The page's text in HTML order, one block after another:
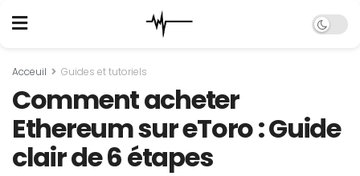
Acceuil Guides et tutoriels
Comment acheter
Ethereum sur eToro : Guide
clair de 6 étapes